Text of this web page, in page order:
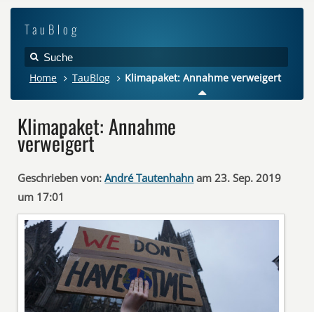
TauBlog
Home TauBlog Klimapaket: Annahme verweigert
Klimapaket: Annahme
verweigert
Geschrieben von: André Tautenhahn am 23. Sep. 2019
um 17:01